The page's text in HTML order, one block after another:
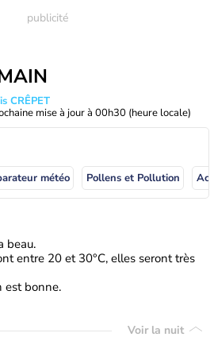
CRÊPET
mise à jour à 00h30 (heure locale)
météo Pollens et Pollution
beau.
entre 20 et 30°C, elles seront très
est bonne.
Voir la nuit